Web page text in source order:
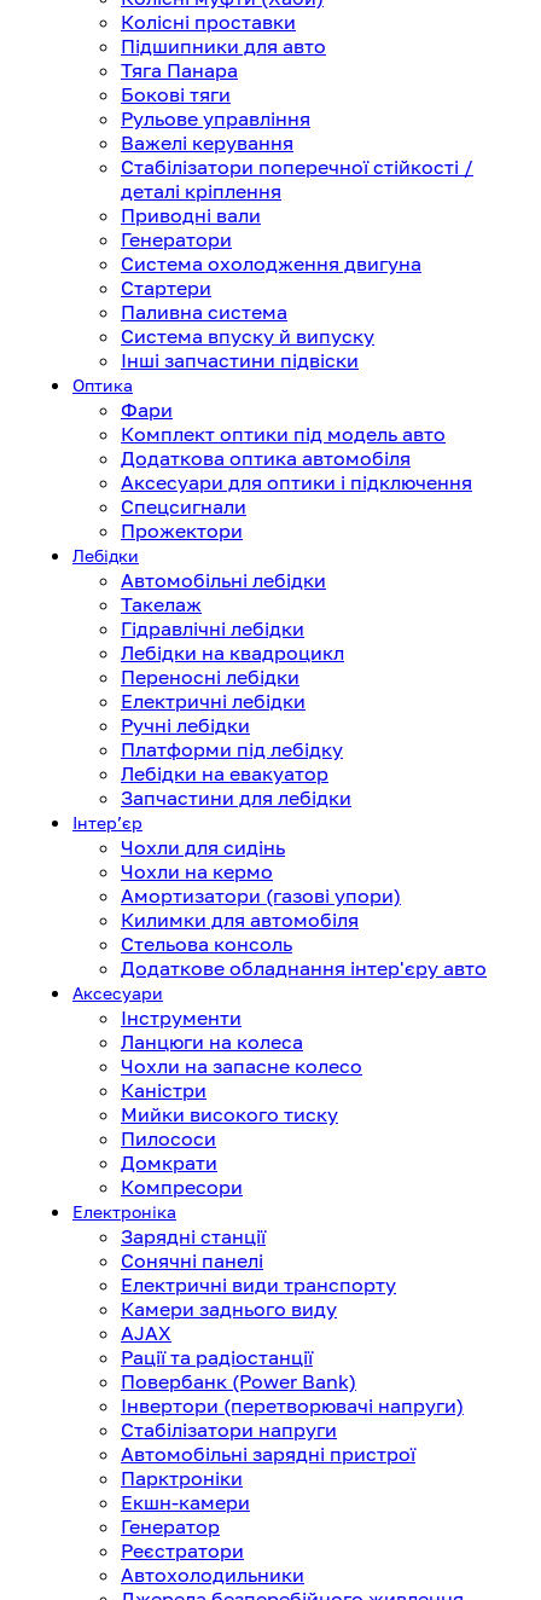
Колісні проставки
Підшипники для авто
Тяга Панара
Бокові тяги
Рульове управління
Важелі керування
Стабілізатори поперечної стійкості /
деталі кріплення
Приводні вали
Генератори
Система охолодження двигуна
Стартери
Паливна система
Система впуску й випуску
Інші запчастини підвіски
Оптика
Фари
Комплект оптики під модель авто
Додаткова оптика автомобіля
Аксесуари для оптики і підключення
Спецсигнали
Прожектори
Лебідки
Автомобільні лебідки
Такелаж
Гідравлічні лебідки
Лебідки на квадроцикл
Переносні лебідки
Електричні лебідки
Ручні лебідки
Платформи під лебідку
Лебідки на евакуатор
Запчастини для лебідки
Інтерʼєр
Чохли для сидінь
Чохли на кермо
Амортизатори (газові упори)
Килимки для автомобіля
Стельова консоль
Додаткове обладнання інтер'єру авто
Аксесуари
Інструменти
Ланцюги на колеса
Чохли на запасне колесо
Каністри
Мийки високого тиску
Пилососи
Домкрати
Компресори
Електроніка
Зарядні станції
Сонячні панелі
Електричні види транспорту
Камери заднього виду
AJAX
Рації та радіостанції
Повербанк (Power Bank)
Інвертори (перетворювачі напруги)
Стабілізатори напруги
Автомобільні зарядні пристрої
Парктроніки
Екшн-камери
Генератор
Реєстратори
Автохолодильники